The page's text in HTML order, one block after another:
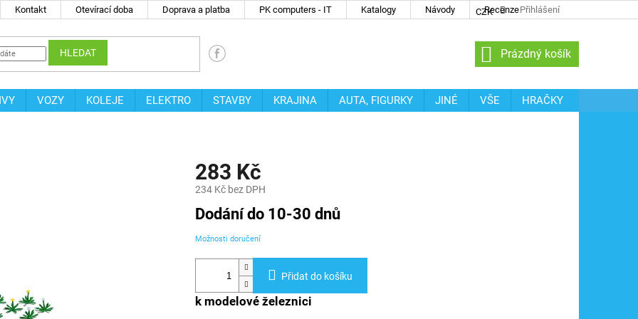
Kontakt Otevírací doba Doprava a platba PK computers - IT Katalogy Návody Recenze
CZK Přihlášení
HLEDAT
NÁKUPNÍ
KOŠÍK
Prázdný košík
VOZY KOLEJE ELEKTRO STAVBY KRAJINA AUTA, FIGURKY JINÉ VŠE
HRAČKY
283 Kč
234 Kč bez DPH
Měrná
cena:
Dodání do 10-30 dnů
Možnosti doručení
Přidat do košíku
k modelové železnici